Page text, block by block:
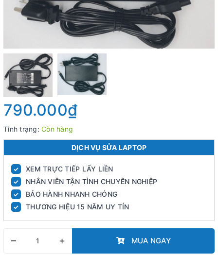
790.000₫
Tình trạng: Còn hàng
DỊCH VỤ SỬA LAPTOP
✓ XEM TRỰC TIẾP LẤY LIỀN
✓ NHÂN VIÊN TẬN TÌNH CHUYÊN NGHIỆP
✓ BẢO HÀNH NHANH CHÓNG
✓ THƯƠNG HIỆU 15 NĂM UY TÍN
– + MUA NGAY